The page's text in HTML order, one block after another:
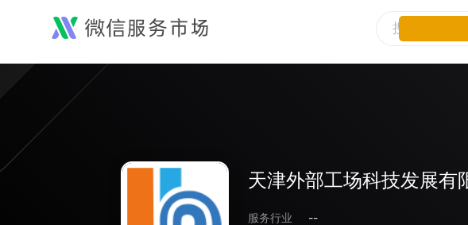
天津外部工场科技发展有
服务行业
--